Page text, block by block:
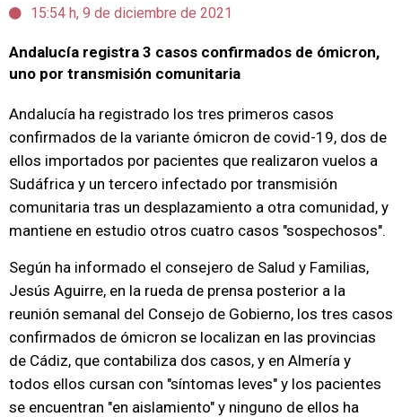
15:54 h, 9 de diciembre de 2021
Andalucía registra 3 casos confirmados de ómicron,
uno por transmisión comunitaria
Andalucía ha registrado los tres primeros casos
confirmados de la variante ómicron de covid-19, dos de
ellos importados por pacientes que realizaron vuelos a
Sudáfrica y un tercero infectado por transmisión
comunitaria tras un desplazamiento a otra comunidad, y
mantiene en estudio otros cuatro casos "sospechosos".
Según ha informado el consejero de Salud y Familias,
Jesús Aguirre, en la rueda de prensa posterior a la
reunión semanal del Consejo de Gobierno, los tres casos
confirmados de ómicron se localizan en las provincias
de Cádiz, que contabiliza dos casos, y en Almería y
todos ellos cursan con "síntomas leves" y los pacientes
se encuentran "en aislamiento" y ninguno de ellos ha